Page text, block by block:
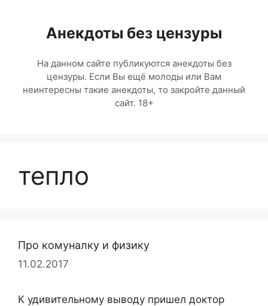
содержимомуАнекдоты без цензуры
На данном сайте публикуются анекдоты без
цензуры. Если Вы ещё молоды или Вам
неинтересны такие анекдоты, то закройте данный
сайт. 18+
тепло
Про комуналку и физику
11.02.2017
К удивительному выводу пришел доктор